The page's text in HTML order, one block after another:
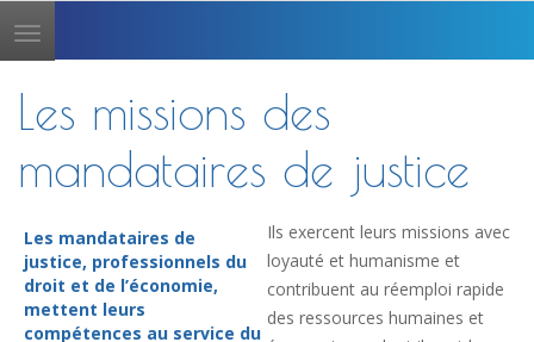
Toggle
navigation
Les missions des
mandataires de justice
Les mandataires de
justice, professionnels du
droit et de l’économie,
mettent leurs
compétences au service du
Ils exercent leurs missions avec
loyauté et humanisme et
contribuent au réemploi rapide
des ressources humaines et